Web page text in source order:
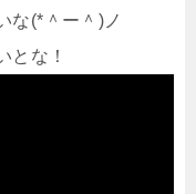
な(*＾ー＾)ノ
とな！